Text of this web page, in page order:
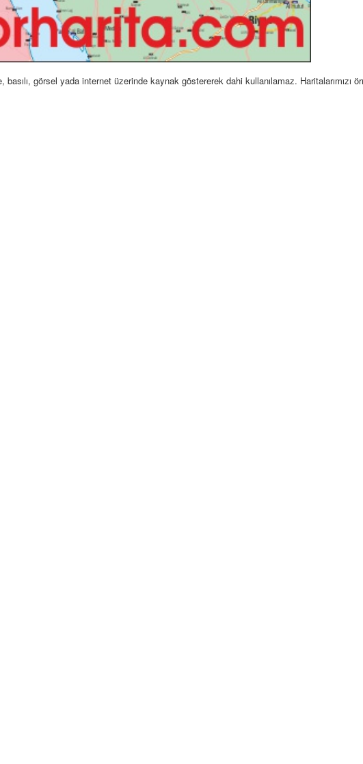
görsel yada internet üzerinde kaynak göstererek dahi kullanılamaz. Haritalarımızı